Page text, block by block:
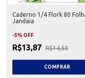
Caderno 1/4 Flork 80
Jandaia
-5% OFF
R$13,87 R$14,60